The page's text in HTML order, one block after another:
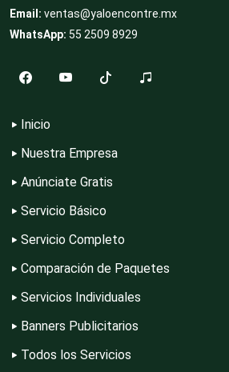
Combustibles y Lubricantes
Compresores de aire
Construcciones en General
Contadores
Email: ventas@yaloencontre.mx
WhatsApp: 55 2509 8929
Inicio
Nuestra Empresa
Anúnciate Gratis
Servicio Básico
Servicio Completo
Comparación de Paquetes
Servicios Individuales
Banners Publicitarios
Todos los Servicios